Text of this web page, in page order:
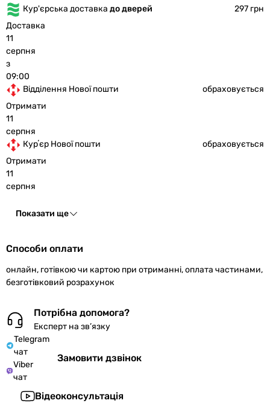
Кур'єрська доставка до дверей
297 грн
Доставка
11
серпня
з
09:00
Відділення Нової пошти
обраховується
Отримати
11
серпня
Курʼєр Нової пошти
обраховується
Отримати
11
серпня
Показати ще
Способи оплати
онлайн, готівкою чи картою при отриманні, оплата частинами,
безготівковий розрахунок
Потрібна допомога?
Експерт на зв’язку
Telegram
чат
Viber
чат
Замовити дзвінок
Відеоконсультація